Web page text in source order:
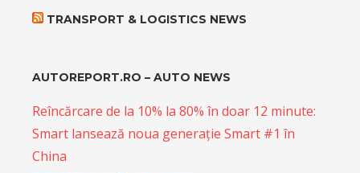
TRANSPORT & LOGISTICS NEWS
AUTOREPORT.RO – AUTO NEWS
Reîncărcare de la 10% la 80% în doar 12 minute:
Smart lansează noua generație Smart #1 în
China